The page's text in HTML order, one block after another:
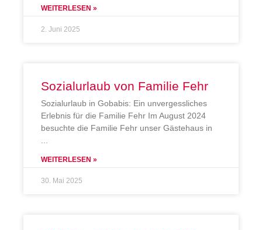
WEITERLESEN »
2. Juni 2025
Sozialurlaub von Familie Fehr
Sozialurlaub in Gobabis: Ein unvergessliches
Erlebnis für die Familie Fehr Im August 2024
besuchte die Familie Fehr unser Gästehaus in
WEITERLESEN »
30. Mai 2025